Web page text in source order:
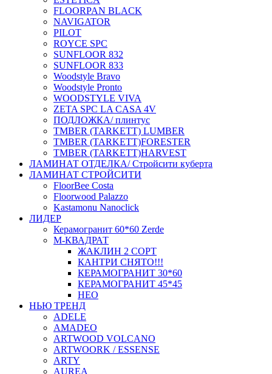
FLOORPAN BLACK
NAVIGATOR
PILOT
ROYCE SPC
SUNFLOOR 832
SUNFLOOR 833
Woodstyle Bravo
Woodstyle Pronto
WOODSTYLE VIVA
ZETA SPC LA CASA 4V
ПОДЛОЖКА/ плинтус
ТMBER (TARKETT) LUMBER
ТMBER (TARKETT)FORESTER
ТMBER (TARKETT)HARVEST
ЛАМИНАТ ОТДЕЛКА/ Стройсити куберта
ЛАМИНАТ СТРОЙСИТИ
FloorBee Costa
Floorwood Palazzo
Kastamonu Nanoclick
ЛИДЕР
Керамогранит 60*60 Zerde
М-КВАДРАТ
ЖАКЛИН 2 СОРТ
КАНТРИ СНЯТО!!!
КЕРАМОГРАНИТ 30*60
КЕРАМОГРАНИТ 45*45
НЕО
НЬЮ ТРЕНД
ADELE
AMADEO
ARTWOOD VOLCANO
ARTWOORK / ESSENSE
ARTY
AUREA